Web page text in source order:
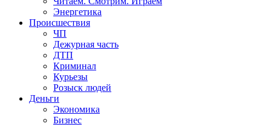
Энергетика
Происшествия
ЧП
Дежурная часть
ДТП
Криминал
Курьезы
Розыск людей
Деньги
Экономика
Бизнес